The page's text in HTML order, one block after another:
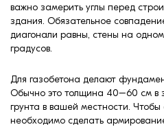
важно замерить углы перед
здания. Обязательное
диагонали равны, стены на
градусов.
Для газобетона делают
Обычно это толщина 40–60 см в
грунта в вашей местности.
необходимо сделать